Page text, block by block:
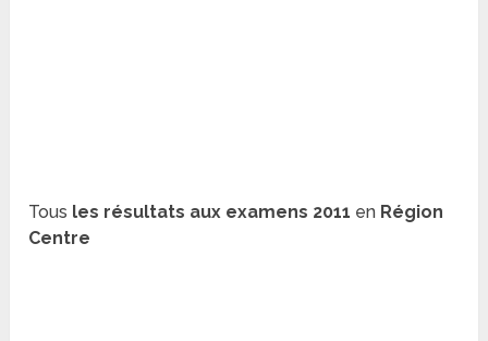
Tous les résultats aux examens 2011 en Région
Centre